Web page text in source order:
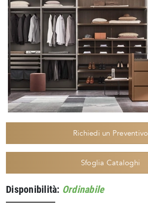
Richiedi un Preventivo
Sfoglia Cataloghi
Disponibilità: Ordinabile